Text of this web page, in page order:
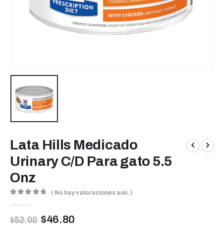
Lata Hills Medicado
Urinary C/D Para gato 5.5
Onz
( No hay valoraciones aún. )
$52.00 $46.80